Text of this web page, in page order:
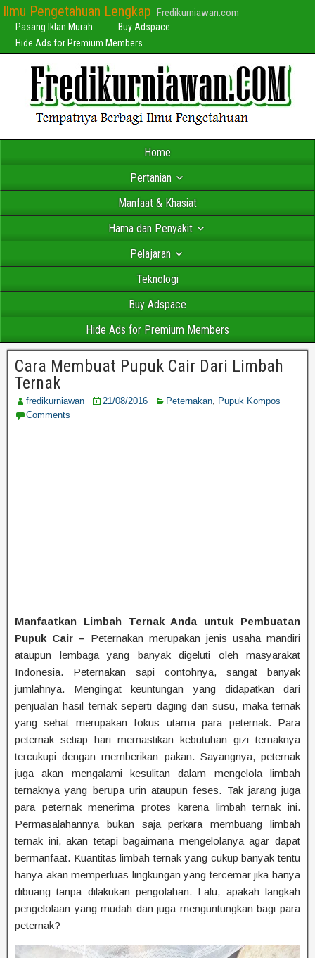
Ilmu Pengetahuan Lengkap Fredikurniawan.com
Pasang Iklan Murah
Buy Adspace
Hide Ads for Premium Members
Home
Pertanian
Manfaat & Khasiat
Hama dan Penyakit
Pelajaran
Teknologi
Buy Adspace
Hide Ads for Premium Members
Cara Membuat Pupuk Cair Dari Limbah
Ternak
fredikurniawan 21/08/2016 Peternakan, Pupuk Kompos
Comments
Manfaatkan Limbah Ternak Anda untuk Pembuatan
Pupuk Cair – Peternakan merupakan jenis usaha mandiri
ataupun lembaga yang banyak digeluti oleh masyarakat
Indonesia. Peternakan sapi contohnya, sangat banyak
jumlahnya. Mengingat keuntungan yang didapatkan dari
penjualan hasil ternak seperti daging dan susu, maka ternak
yang sehat merupakan fokus utama para peternak. Para
peternak setiap hari memastikan kebutuhan gizi ternaknya
tercukupi dengan memberikan pakan. Sayangnya, peternak
juga akan mengalami kesulitan dalam mengelola limbah
ternaknya yang berupa urin ataupun feses. Tak jarang juga
para peternak menerima protes karena limbah ternak ini.
Permasalahannya bukan saja perkara membuang limbah
ternak ini, akan tetapi bagaimana mengelolanya agar dapat
bermanfaat. Kuantitas limbah ternak yang cukup banyak tentu
hanya akan memperluas lingkungan yang tercemar jika hanya
dibuang tanpa dilakukan pengolahan. Lalu, apakah langkah
pengelolaan yang mudah dan juga menguntungkan bagi para
peternak?